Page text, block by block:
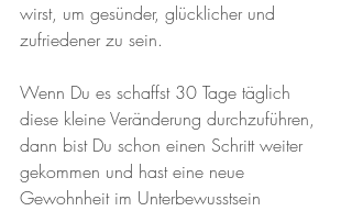
wirst, um gesünder, glücklicher und
zufriedener zu sein.
Wenn Du es schaffst 30 Tage täglich
diese kleine Veränderung durchzuführen,
dann bist Du schon einen Schritt weiter
gekommen und hast eine neue
Gewohnheit im Unterbewusstsein